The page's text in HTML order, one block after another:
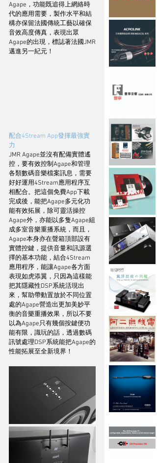
Agape，功能既追得上網絡時
代的應用需要，製作水平和結
構亦保留法國傳統工藝以確保
音效高度傳真，表現出眾
Agape的出現，標誌著法國JMR
邁進另一紀元！
配合4Stream App發揮最強實
力
JMR Agape並沒有配備實體遙
控，要有效控制Agape和管理
各類數碼音樂檔案訊息，需要
好好運用4Stream應用程序互
相配合。把這個免費App下載
完成後，能把Agape多元化功
能有效拓展，除可靈活操控
Agape外，亦能以多隻Agape組
成多室音樂重播系統，而且，
Agape本身亦在聲箱頂部設有
實體控鍵，提供音量和訊源選
擇的基本功能，結合4Stream
應用程序，能讓Agape各方面
表現如虎添翼，只因為這樣能
把其隱藏性DSP系統活現出
來，幫助帶動置放於不同位置
處的Agape營造出更加美妙平
衡的音樂重播效果，所以不要
以為Agape只有幾個按鍵便功
能有限，識玩的話，透過數碼
訊號處理DSP系統能把Agape的
性能拓展至全新境界！